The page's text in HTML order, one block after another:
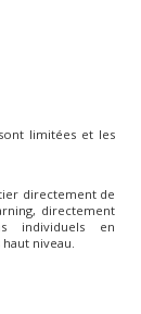
limitées et les
directement de
directement
individuels en
niveau.